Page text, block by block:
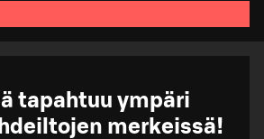
tapahtuu ympäri
merkeissä!